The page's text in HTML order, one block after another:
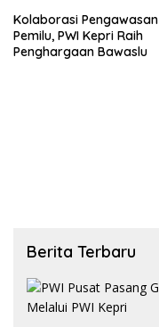
Kolaborasi Pengawasan
Pemilu, PWI Kepri Raih
Penghargaan Bawaslu
Berita Terbaru